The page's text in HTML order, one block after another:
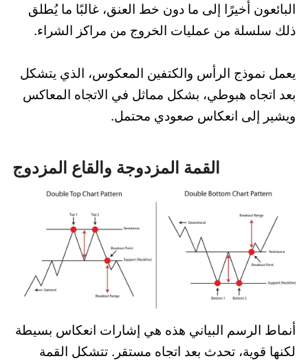
البائعون أخيرًا إلى ما دون خط العنق، غالبًا ما يُطلق
ذلك سلسلة من عمليات الخروج من مراكز الشراء.
يعمل نموذج الرأس والكتفين المعكوس، الذي يتشكل
بعد اتجاه هبوطي، بشكل مماثل في الاتجاه المعاكس
ويشير إلى انعكاس صعودي محتمل.
القمة المزدوجة والقاع المزدوج
أنماط الرسم البياني هذه هي إشارات انعكاس بسيطة
لكنها قوية، تحدث بعد اتجاه مستقر. تتشكل القمة